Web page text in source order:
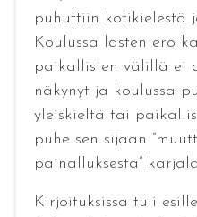
puhuttiin kotikielestä
Koulussa lasten ero
paikallisten välillä ei
näkynyt ja koulussa
yleiskieltä tai
puhe sen sijaan
painalluksesta”
Kirjoituksissa tuli